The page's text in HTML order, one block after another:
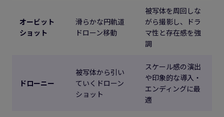
オービット
ショット
滑らかな円軌道
ドローン移動
被写体を周回しな
がら撮影し、ドラ
マ性と存在感を強
調
ドローニー
被写体から引い
ていくドローン
ショット
スケール感の演出
や印象的な導入・
エンディングに最
適